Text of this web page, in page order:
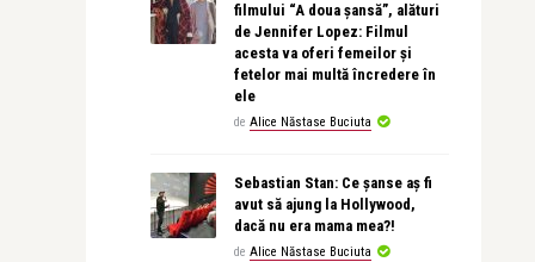
filmului “A doua șansă”, alături
de Jennifer Lopez: Filmul
acesta va oferi femeilor și
fetelor mai multă încredere în
ele
de Alice Năstase Buciuta
Sebastian Stan: Ce șanse aș fi
avut să ajung la Hollywood,
dacă nu era mama mea?!
de Alice Năstase Buciuta